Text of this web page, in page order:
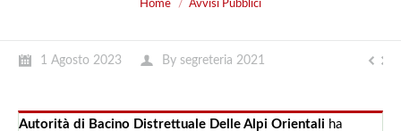
Home Avvisi Pubblici
1 Agosto 2023 By segreteria 2021
Autorità di Bacino Distrettuale Delle Alpi Orientali ha